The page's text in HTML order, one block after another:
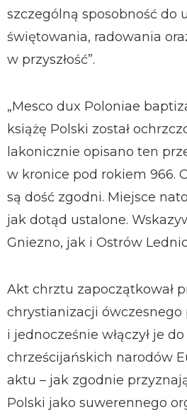
szczególną sposobność do
świętowania, radowania
w przyszłość”.
„Mesco dux Poloniae
książę Polski został
lakonicznie opisano ten
w kronice pod rokiem 966.
są dość zgodni. Miejsce
jak dotąd ustalone.
Gniezno, jak i Ostrów
Akt chrztu zapoczątkował
chrystianizacji
i jednocześnie włączył je
chrześcijańskich narodów
aktu – jak zgodnie
Polski jako suwerennego